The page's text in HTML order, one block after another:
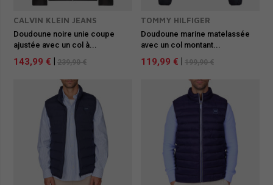
CALVIN KLEIN JEANS
Doudoune noire unie coupe
ajustée avec un col à...
143,99 € 239,90 €
TOMMY HILFIGER
Doudoune marine matelassée
avec un col montant...
119,99 € 199,90 €